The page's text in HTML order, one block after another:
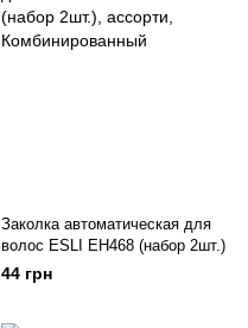
Заколка автоматическая для
волос ESLI EH468 (набор 2шт.)
44 грн